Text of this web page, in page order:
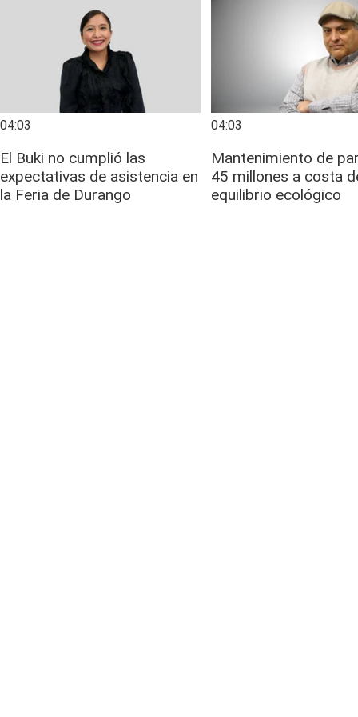
04:03
El Buki no cumplió las
expectativas de asistencia en
la Feria de Durango
04:03
Mantenimiento de
45 millones a costa
equilibrio ecológico